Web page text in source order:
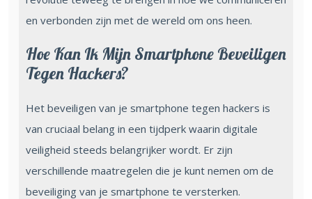
en verbonden zijn met de wereld om ons heen.
Hoe Kan Ik Mijn Smartphone Beveiligen
Tegen Hackers?
Het beveiligen van je smartphone tegen hackers is
van cruciaal belang in een tijdperk waarin digitale
veiligheid steeds belangrijker wordt. Er zijn
verschillende maatregelen die je kunt nemen om de
beveiliging van je smartphone te versterken.